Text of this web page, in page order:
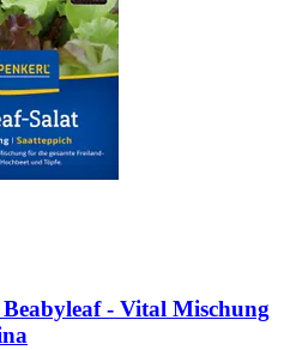
-​ Vital Mischung